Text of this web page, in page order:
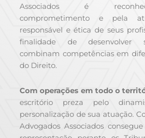
Associados é
comprometimento e pela
responsável e ética de seus
finalidade de desenvolver
combinam competências em
do Direito.
Com operações em todo o
escritório preza pelo
personalização de sua atuação.
Advogados Associados